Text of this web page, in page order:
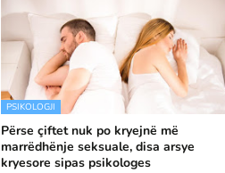
PSIKOLOGJI
Përse çiftet nuk po kryejnë më
marrëdhënje seksuale, disa arsye
kryesore sipas psikologes